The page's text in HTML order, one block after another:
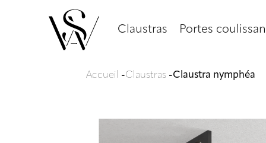
Claustras Portes
Accueil -Claustras -Claustra nymphéa